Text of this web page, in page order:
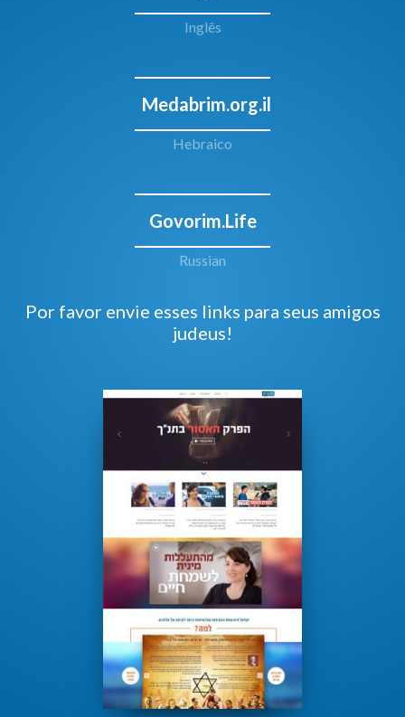
Inglês
Medabrim.org.il
Hebraico
Govorim.Life
Russian
Por favor envie esses links para seus amigos
judeus!